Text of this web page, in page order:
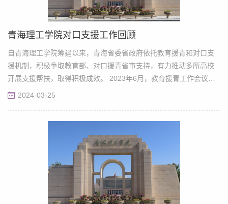
青海理工学院对口支援工作回顾
自青海理工学院筹建以来，青海省委省政府依托教育援青和对口支
援机制，积极争取教育部、对口援青省市支持，有力推动多所高校
开展支援帮扶，取得积极成效。 2023年6月，教育援青工作会议对
构建...2024-03-25